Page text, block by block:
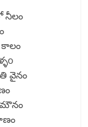
నీలం
వైనం
మౌనం